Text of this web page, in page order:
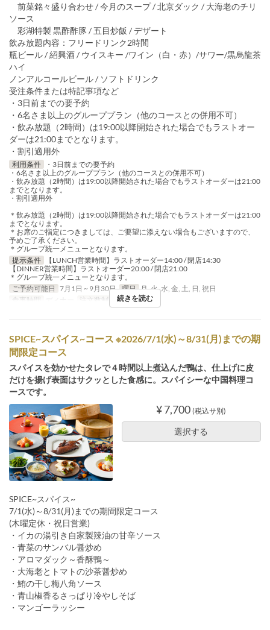
前菜銘々盛り合わせ / 今月のスープ / 北京ダック / 大海老のチリ
ソース
彩湖特製 黒酢酢豚 / 五目炒飯 / デザート
飲み放題内容：フリードリンク2時間
瓶ビール / 紹興酒 / ウイスキー /ワイン（白・赤）/サワー/黒烏龍茶
ハイ
ノンアルコールビール / ソフトドリンク
受注条件または特記事項など
・3日前までの要予約
・6名さま以上のグループプラン（他のコースとの併用不可）
・飲み放題（2時間）は19:00以降開始された場合でもラストオー
ダーは21:00までとなります。
・割引適用外
利用条件
・3日前までの要予約
・6名さま以上のグループプラン（他のコースとの併用不可）
・飲み放題（2時間）は19:00以降開始された場合でもラストオーダーは21:00
までとなります。
・割引適用外
＊飲み放題（2時間）は19:00以降開始された場合でもラストオーダーは21:00
までとなります。
＊お席のご指定につきましては、ご要望に添えない場合もございますので、
予めご了承ください。
＊グループ統一メニューとなります。
提示条件
【LUNCH営業時間】ラストオーダー14:00 / 閉店14:30
【DINNER営業時間】ラストオーダー20:00 / 閉店21:00
＊グループ統一メニューとなります。
ご予約可能日 7月1日 ~ 9月30日 曜日 月, 火, 水, 金, 土, 日, 祝日
食事時間
ディナー 注文数制限 6 ~ 12
続きを読む
SPICE~スパイス~コース ※2026/7/1(水)～8/31(月)までの期
間限定コース
スパイスを効かせたタレで４時間以上煮込んだ鴨は、仕上げに皮
だけを揚げ表面はサクッとした食感に。スパイシーな中国料理コ
ースです。
¥ 7,700 (税込サ別)
選択する
SPICE~スパイス~
7/1(水)～8/31(月)までの期間限定コース
(木曜定休・祝日営業)
・イカの湯引き自家製辣油の甘辛ソース
・青菜のサンバル醤炒め
・アロマダック～香酥鴨～
・大海老とトマトの沙茶醤炒め
・鮪の干し梅八角ソース
・青山椒香るさっぱり冷やしそば
・マンゴーラッシー